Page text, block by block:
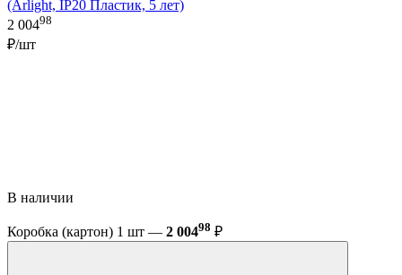
(Arlight, IP20 Пластик, 5 лет)
2 00498
₽/шт
В наличии
Коробка (картон) 1 шт — 2 00498 ₽